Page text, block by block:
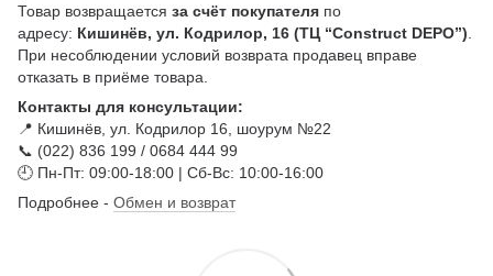
Товар возвращается за счёт покупателя по
адресу: Кишинёв, ул. Кодрилор, 16 (ТЦ “Construct DEPO”)
При несоблюдении условий возврата продавец вправе
отказать в приёме товара.
Контакты для консультации:
📍 Кишинёв, ул. Кодрилор 16, шоурум №22
📞 (022) 836 199 / 0684 444 99
🕘 Пн-Пт: 09:00-18:00 | Сб-Вс: 10:00-16:00
Подробнее - Обмен и возврат